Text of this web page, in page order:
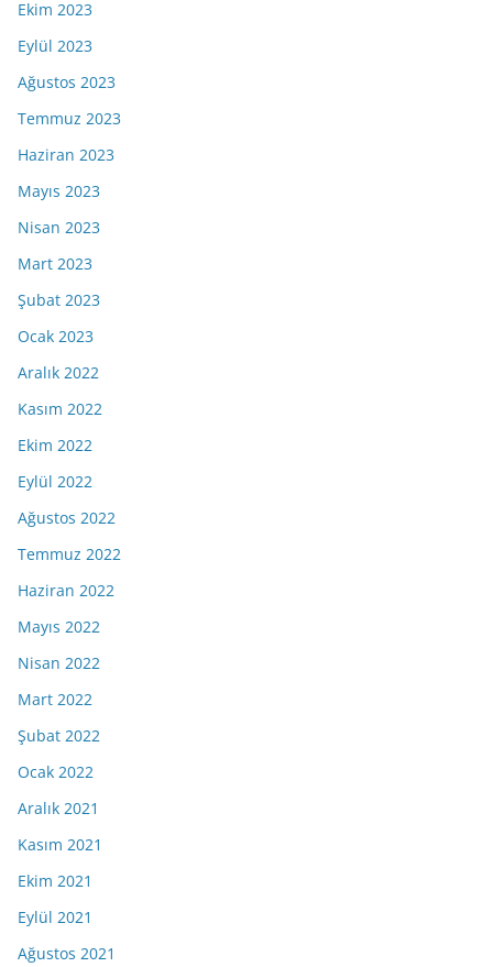
Ekim 2023
Eylül 2023
Ağustos 2023
Temmuz 2023
Haziran 2023
Mayıs 2023
Nisan 2023
Mart 2023
Şubat 2023
Ocak 2023
Aralık 2022
Kasım 2022
Ekim 2022
Eylül 2022
Ağustos 2022
Temmuz 2022
Haziran 2022
Mayıs 2022
Nisan 2022
Mart 2022
Şubat 2022
Ocak 2022
Aralık 2021
Kasım 2021
Ekim 2021
Eylül 2021
Ağustos 2021